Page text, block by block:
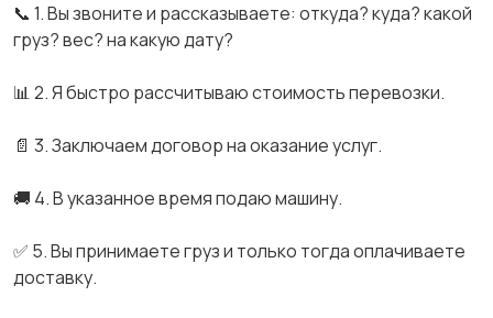
📞 1. Вы звоните и рассказываете: откуда? куда? какой
груз? вес? на какую дату?
📊 2. Я быстро рассчитываю стоимость перевозки.
📄 3. Заключаем договор на оказание услуг.
🚚 4. В указанное время подаю машину.
✅ 5. Вы принимаете груз и только тогда оплачиваете
доставку.